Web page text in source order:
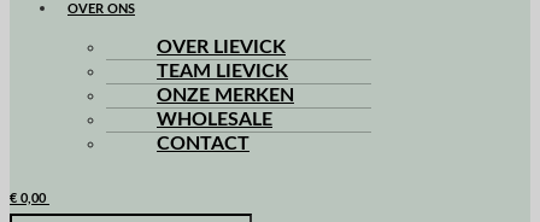
OVER ONS
OVER LIEVICK
TEAM LIEVICK
ONZE MERKEN
WHOLESALE
CONTACT
€ 0,00